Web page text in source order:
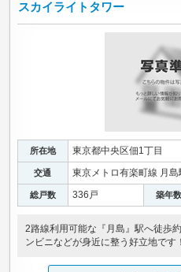
スカイライトタワー
所在地 東京都中央区佃1丁目
交通 東京メトロ有楽町線 月
総戸数 336戸 築年数
2路線利用可能な『月島』駅へ徒歩
ンビニなどが身近に整う好立地です！